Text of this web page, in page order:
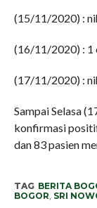
(15/11/2020) :
(16/11/2020) : 1
(17/11/2020) :
Sampai Selasa
konfirmasi
dan 83 pasien
TAG BERITA
BOGOR SRI